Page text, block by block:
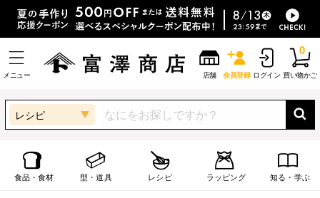
メニュー 店舗 会員登録 ログイン 買い物かご
0
レシピ
食品・食材 型・道具 レシピ ラッピング 知る・学ぶ